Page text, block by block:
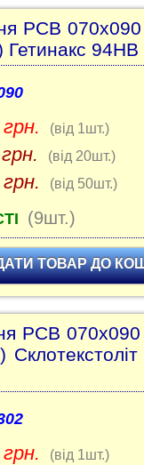
PCB
94HB
(від 1шт.)
(від 20шт.)
(від 50шт.)
(9шт.)
ТОВАР ДО
PCB 070x090
(від 1шт.)